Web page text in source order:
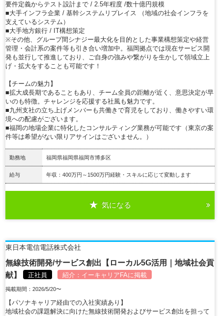
要件定義からテスト設計まで / 2.5年程度 /数十億円規模
■大手インフラ企業 / 基幹システムリプレイス （地域の社会インフラを
支えているシステム）
■大手地方銀行 / IT構想策定
※その他、グループ間シナジー最大化を目的とした事業構想策定や経営
管理・会計系の案件等も引き合い増加中。福岡拠点では現在サービス開
発も並行して推進しており、ご自身の強みや繋がりを生かして領域立上
げ・拡大をすることも可能です！
【チームの魅力】
■拡大成長期であることもあり、チーム全員の距離が近く、意思決定が早
いのも特徴。チャレンジを応援する社風も魅力です。
■九州支社の立ち上げメンバーも共働きで育児をしており、働きやすい環
境への配慮がございます。
■福岡の地場企業に特化したコンサルティング業務が可能です（東京の案
件等は希望がない限りアサインはございません。）
勤務地 福岡県福岡県福岡市博多区
給与 年収：400万円～1500万円経験・スキルに応じて変動します
気になる
東日本電信電話株式会社
無線技術開発/サービス創出【ローカル5G活用｜地域社会貢
献】
正社員 紹介： イーキャリアFAに掲載
掲載期間：2026/5/20〜
【パソナキャリア経由での入社実績あり】
地域社会の課題解決に向けた無線技術開発およびサービス創出を担って